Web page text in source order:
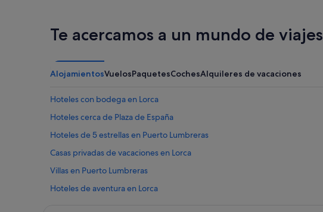
Te acercamos a un mundo de viajes
AlojamientosVuelosPaquetesCochesAlquileres de vacaciones
Hoteles con bodega en Lorca
Hoteles cerca de Plaza de España
Hoteles de 5 estrellas en Puerto Lumbreras
Casas privadas de vacaciones en Lorca
Villas en Puerto Lumbreras
Hoteles de aventura en Lorca